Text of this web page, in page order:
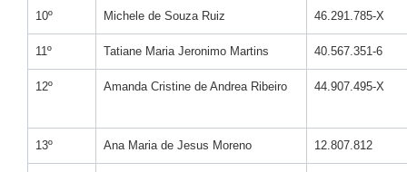
10º Michele de Souza Ruiz 46.291.785-X
11º Tatiane Maria Jeronimo Martins 40.567.351-6
12º Amanda Cristine de Andrea Ribeiro 44.907.495-X
13º Ana Maria de Jesus Moreno 12.807.812